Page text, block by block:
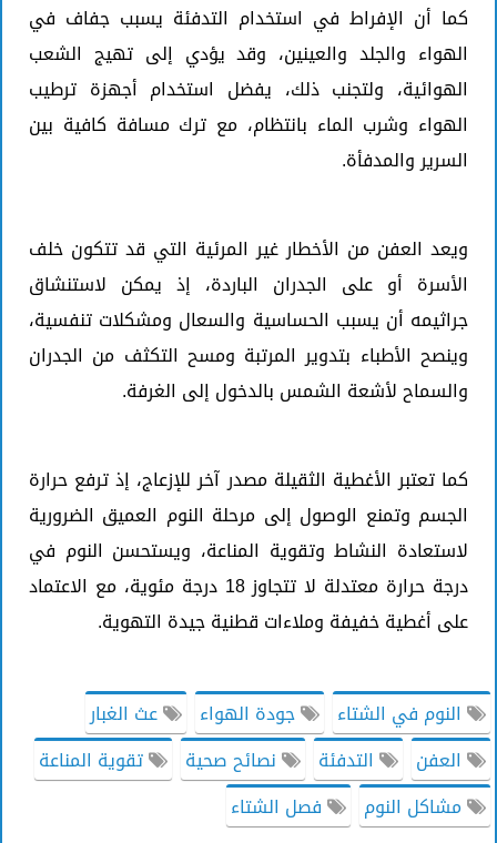
كما أن الإفراط في استخدام التدفئة يسبب جفاف في
الهواء والجلد والعينين، وقد يؤدي إلى تهيج الشعب
الهوائية، ولتجنب ذلك، يفضل استخدام أجهزة ترطيب
الهواء وشرب الماء بانتظام، مع ترك مسافة كافية بين
السرير والمدفأة.
ويعد العفن من الأخطار غير المرئية التي قد تتكون خلف
الأسرة أو على الجدران الباردة، إذ يمكن لاستنشاق
جراثيمه أن يسبب الحساسية والسعال ومشكلات تنفسية،
وينصح الأطباء بتدوير المرتبة ومسح التكثف من الجدران
والسماح لأشعة الشمس بالدخول إلى الغرفة.
كما تعتبر الأغطية الثقيلة مصدر آخر للإزعاج، إذ ترفع حرارة
الجسم وتمنع الوصول إلى مرحلة النوم العميق الضرورية
لاستعادة النشاط وتقوية المناعة، ويستحسن النوم في
درجة حرارة معتدلة لا تتجاوز 18 درجة مئوية، مع الاعتماد
على أغطية خفيفة وملاءات قطنية جيدة التهوية.
النوم في الشتاء جودة الهواء
عث الغبار
العفن
التدفئة نصائح صحية
تقوية المناعة
مشاكل النوم
فصل الشتاء